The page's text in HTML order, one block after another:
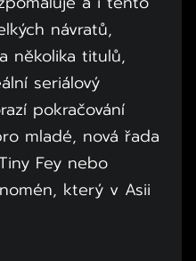
návratů,
několika titulů,
seriálový
pokračování
mladé, nová řada
Fey nebo
který v Asii